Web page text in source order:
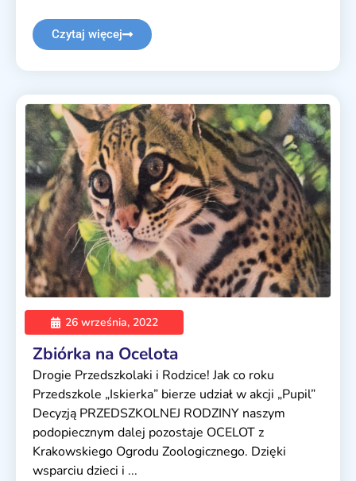
Czytaj więcej
26 września, 2022
Zbiórka na Ocelota
Drogie Przedszkolaki i Rodzice! Jak co roku
Przedszkole „Iskierka” bierze udział w akcji „Pupil”
Decyzją PRZEDSZKOLNEJ RODZINY naszym
podopiecznym dalej pozostaje OCELOT z
Krakowskiego Ogrodu Zoologicznego. Dzięki
wsparciu dzieci i ...